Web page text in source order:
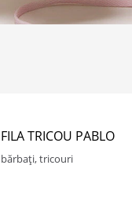
FILA TRICOU PABLO
bărbați, tricouri